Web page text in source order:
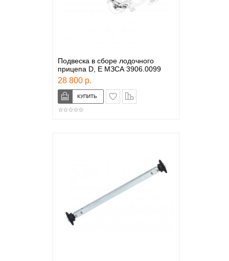
Подвеска в сборе лодочного
прицепа D, E МЗСА 3906.0099
28 800 р.
в закладки